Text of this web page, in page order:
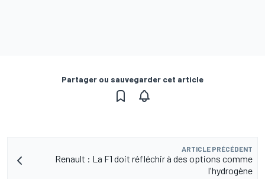
Partager ou sauvegarder cet article
ARTICLE PRÉCÉDENT
Renault : La F1 doit réfléchir à des options comme
l'hydrogène